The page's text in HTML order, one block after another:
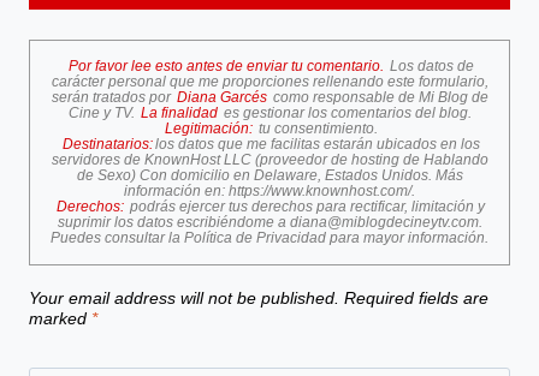
Por favor lee esto antes de enviar tu comentario. Los datos de
carácter personal que me proporciones rellenando este formulario,
serán tratados por Diana Garcés como responsable de Mi Blog de
Cine y TV. La finalidad es gestionar los comentarios del blog.
Legitimación: tu consentimiento.
Destinatarios:los datos que me facilitas estarán ubicados en los
servidores de KnownHost LLC (proveedor de hosting de Hablando
de Sexo) Con domicilio en Delaware, Estados Unidos. Más
información en: https://www.knownhost.com/.
Derechos: podrás ejercer tus derechos para rectificar, limitación y
suprimir los datos escribiéndome a diana@miblogdecineytv.com.
Puedes consultar la Política de Privacidad para mayor información.
Your email address will not be published. Required fields are
marked *